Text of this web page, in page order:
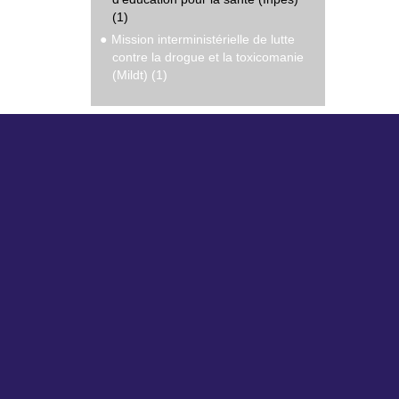
(1)
Mission interministérielle de lutte
contre la drogue et la toxicomanie
(Mildt) (1)